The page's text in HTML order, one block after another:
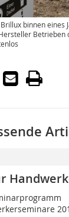
binnen eines
Betrieben